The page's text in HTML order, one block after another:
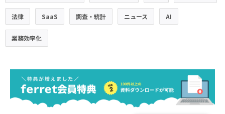
法律 SaaS 調査・統計 ニュース AI
業務効率化